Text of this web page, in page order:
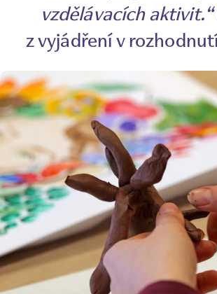
vzdělávacích aktivit.“
z vyjádření v